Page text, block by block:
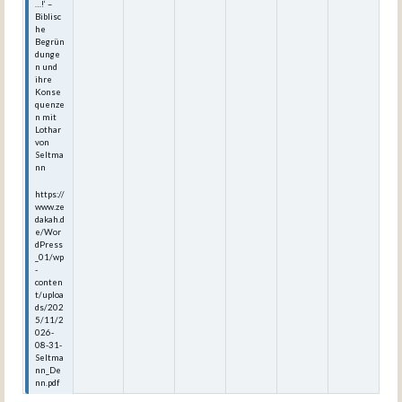
…!‘ –
Biblisc
he
Begrün
dunge
n und
ihre
Konse
quenze
n mit
Lothar
von
Seltma
nn
https://
www.ze
dakah.d
e/Wor
dPress
_01/wp
-
conten
t/uploa
ds/202
5/11/2
026-
08-31-
Seltma
nn_De
nn.pdf